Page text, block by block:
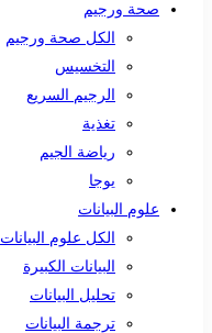
صحة ورجيم
الكل صحة ورجيم
التخسيس
الرجيم السريع
تغذية
رياضة الجيم
يوجا
علوم البيانات
الكل علوم البيانات
البيانات الكبيرة
تحليل البيانات
ترجمة البيانات